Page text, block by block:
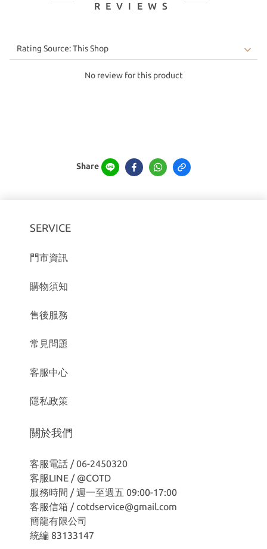
REVIEWS
No review for this product
Share
SERVICE
門市資訊
購物須知
售後服務
常見問題
客服中心
隱私政策
關於我們
客服電話 / 06-2450320
客服LINE /@COTD
服務時間 / 週一至週五 09:00-17:00
客服信箱 / cotdservice@gmail.com
簡龍有限公司
統編 83133147